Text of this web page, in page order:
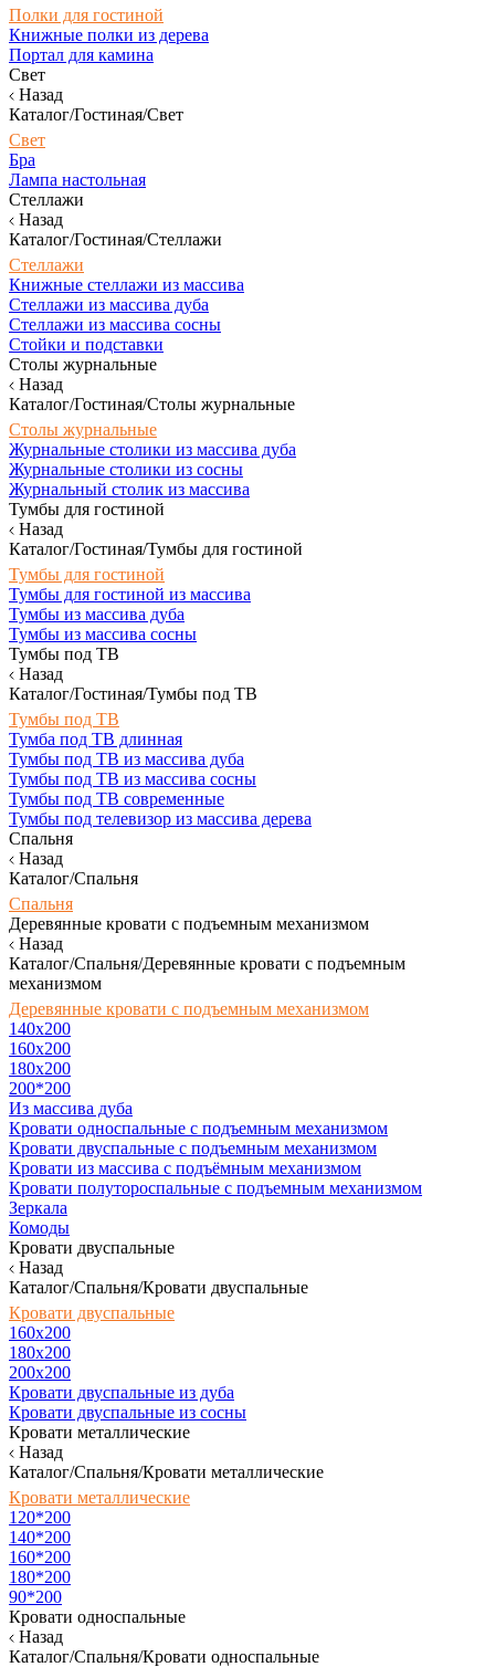
Полки для гостиной
Книжные полки из дерева
Портал для камина
Свет
Назад
Каталог/Гостиная/Свет
Свет
Бра
Лампа настольная
Стеллажи
Назад
Каталог/Гостиная/Стеллажи
Стеллажи
Книжные стеллажи из массива
Стеллажи из массива дуба
Стеллажи из массива сосны
Стойки и подставки
Столы журнальные
Назад
Каталог/Гостиная/Столы журнальные
Столы журнальные
Журнальные столики из массива дуба
Журнальные столики из сосны
Журнальный столик из массива
Тумбы для гостиной
Назад
Каталог/Гостиная/Тумбы для гостиной
Тумбы для гостиной
Тумбы для гостиной из массива
Тумбы из массива дуба
Тумбы из массива сосны
Тумбы под ТВ
Назад
Каталог/Гостиная/Тумбы под ТВ
Тумбы под ТВ
Тумба под ТВ длинная
Тумбы под ТВ из массива дуба
Тумбы под ТВ из массива сосны
Тумбы под ТВ современные
Тумбы под телевизор из массива дерева
Спальня
Назад
Каталог/Спальня
Спальня
Деревянные кровати с подъемным механизмом
Назад
Каталог/Спальня/Деревянные кровати с подъемным
механизмом
Деревянные кровати с подъемным механизмом
140x200
160х200
180х200
200*200
Из массива дуба
Кровати односпальные с подъемным механизмом
Кровати двуспальные с подъемным механизмом
Кровати из массива с подъёмным механизмом
Кровати полутороспальные с подъемным механизмом
Зеркала
Комоды
Кровати двуспальные
Назад
Каталог/Спальня/Кровати двуспальные
Кровати двуспальные
160х200
180x200
200x200
Кровати двуспальные из дуба
Кровати двуспальные из сосны
Кровати металлические
Назад
Каталог/Спальня/Кровати металлические
Кровати металлические
120*200
140*200
160*200
180*200
90*200
Кровати односпальные
Назад
Каталог/Спальня/Кровати односпальные